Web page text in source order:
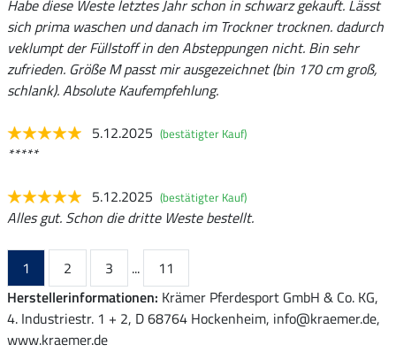
Habe diese Weste letztes Jahr schon in schwarz gekauft. Lässt
sich prima waschen und danach im Trockner trocknen. dadurch
veklumpt der Füllstoff in den Absteppungen nicht. Bin sehr
zufrieden. Größe M passt mir ausgezeichnet (bin 170 cm groß,
schlank). Absolute Kaufempfehlung.
5.12.2025 (bestätigter Kauf)
*****
5.12.2025 (bestätigter Kauf)
Alles gut. Schon die dritte Weste bestellt.
1 2 3 ...
11
Herstellerinformationen: Krämer Pferdesport GmbH & Co. KG,
4. Industriestr. 1 + 2, D 68764 Hockenheim, info@kraemer.de,
www.kraemer.de